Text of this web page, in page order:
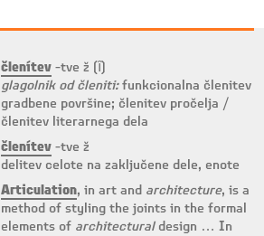
členítev-tve ž (ȋ)
glagolnik od členiti:funkcionalna členitev
gradbene površine; členitev pročelja /
členitev literarnega dela
členítev-tve ž
delitev celote na zaključene dele, enote
Articulation, in art and architecture, is a
method of styling the joints in the formal
elements of architecturaldesign … In